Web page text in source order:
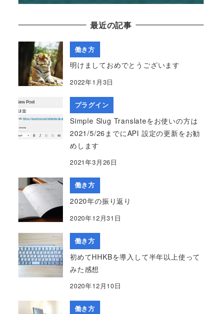
最近の記事
働き方
明けましておめでとうございます
2022年1月3日
プラグイン
Simple Slug Translateをお使いの方は
2021/5/26までにAPI 設定の更新をお勧
めします
2021年3月26日
働き方
2020年の振り返り
2020年12月31日
働き方
初めてHHKBを導入して半年以上使って
みた感想
2020年12月10日
働き方